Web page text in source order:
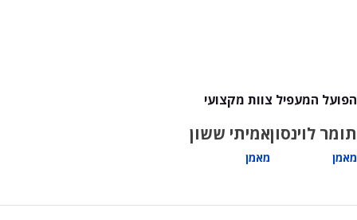
הפועל המעפיל צוות מקצועי
תומר לוינסון
מאמן
אמיתי ששון
מאמן